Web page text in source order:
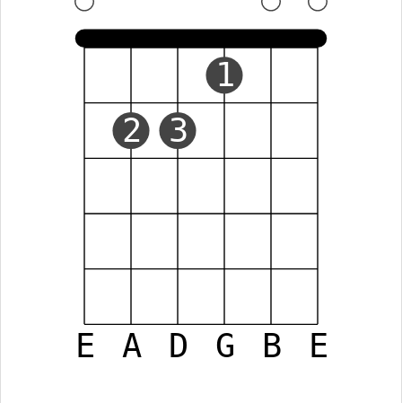
E A D G B E
2 3
1